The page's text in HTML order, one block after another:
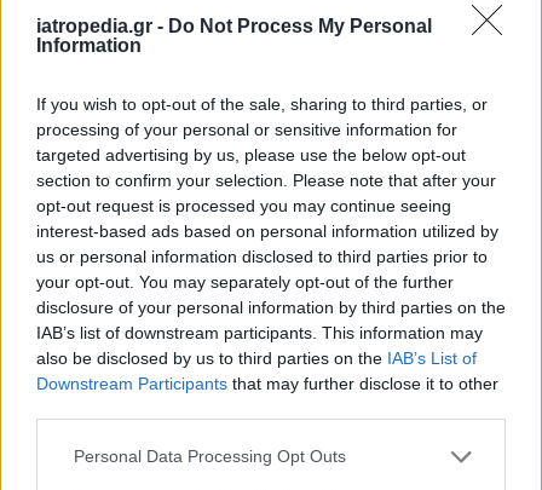
iatropedia.gr - Do Not Process My Personal
Information
If you wish to opt-out of the sale, sharing to third parties, or
processing of your personal or sensitive information for
targeted advertising by us, please use the below opt-out
section to confirm your selection. Please note that after your
opt-out request is processed you may continue seeing
interest-based ads based on personal information utilized by
us or personal information disclosed to third parties prior to
your opt-out. You may separately opt-out of the further
disclosure of your personal information by third parties on the
IAB’s list of downstream participants. This information may
also be disclosed by us to third parties on the IAB’s List of
Downstream Participants that may further disclose it to other
Personal Data Processing Opt Outs
Δείτε ποιάνοσοκομείαεφημερεύουν